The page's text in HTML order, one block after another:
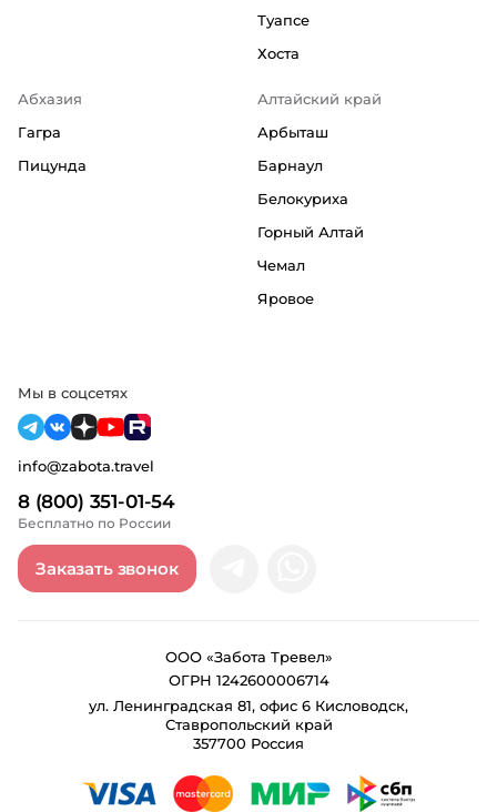
Туапсе
Хоста
Абхазия
Гагра
Пицунда
Алтайский край
Арбыташ
Барнаул
Белокуриха
Горный Алтай
Чемал
Яровое
8 (800) 351-01-54
Бесплатно по России
info@zabota.travel
Заказать звонок
Мы в соцсетях
ООО «Забота Тревел»
ОГРН 1242600006714
ул. Ленинградская 81, офис 6 Кисловодск,
Ставропольский край
357700 Россия